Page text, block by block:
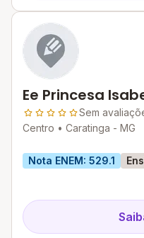
Ee Princesa
Sem
Centro • Caratinga - MG
Nota ENEM: 529.1